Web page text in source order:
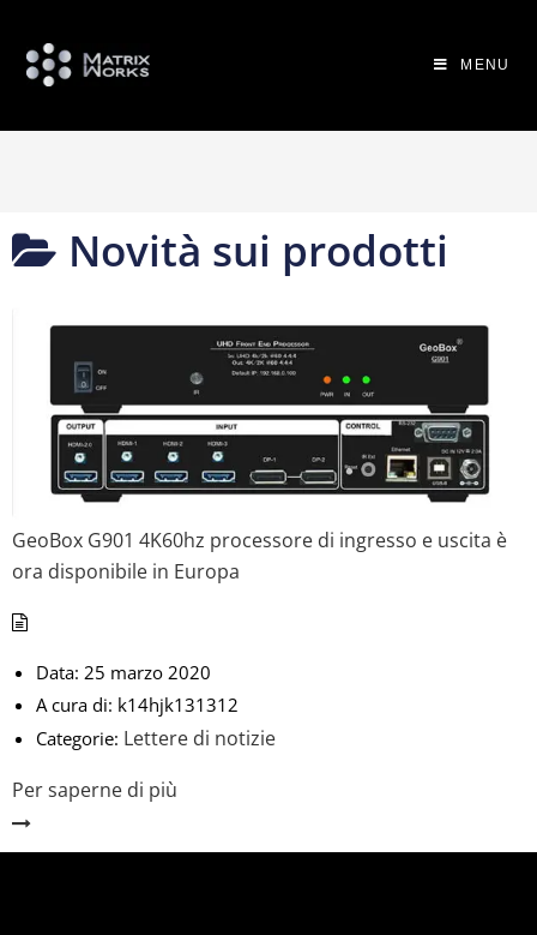
MENU
Novità sui prodotti
GeoBox G901 4K60hz processore di ingresso e uscita è
ora disponibile in Europa
Data: 25 marzo 2020
A cura di: k14hjk131312
Categorie: Lettere di notizie
Per saperne di più